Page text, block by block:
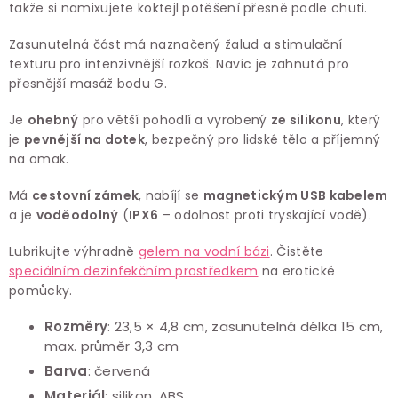
takže si namixujete koktejl potěšení přesně podle chuti.
Zasunutelná část má naznačený žalud a stimulační
texturu pro intenzivnější rozkoš. Navíc je zahnutá pro
přesnější masáž bodu G.
Je ohebný pro větší pohodlí a vyrobený ze silikonu, který
je pevnější na dotek, bezpečný pro lidské tělo a příjemný
na omak.
Má cestovní zámek, nabíjí se magnetickým USB kabelem
a je voděodolný (IPX6 – odolnost proti tryskající vodě).
Lubrikujte výhradně gelem na vodní bázi. Čistěte
speciálním dezinfekčním prostředkem na erotické
pomůcky.
Rozměry: 23,5 × 4,8 cm, zasunutelná délka 15 cm,
max. průměr 3,3 cm
Barva: červená